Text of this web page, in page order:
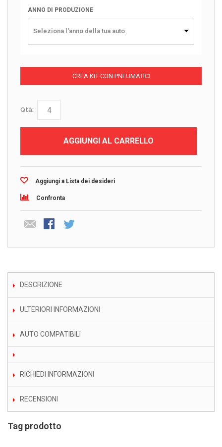
ANNO DI PRODUZIONE
Seleziona l'anno della tua auto
CREA KIT CON PNEUMATICI
Qtà:
AGGIUNGI AL CARRELLO
Aggiungi a Lista dei desideri
Confronta
DESCRIZIONE
ULTERIORI INFORMAZIONI
AUTO COMPATIBILI
RICHIEDI INFORMAZIONI
RECENSIONI
Tag prodotto